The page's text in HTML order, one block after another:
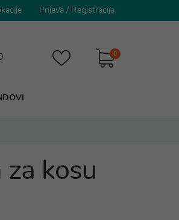
Prijava / Registracija
0
za kosu